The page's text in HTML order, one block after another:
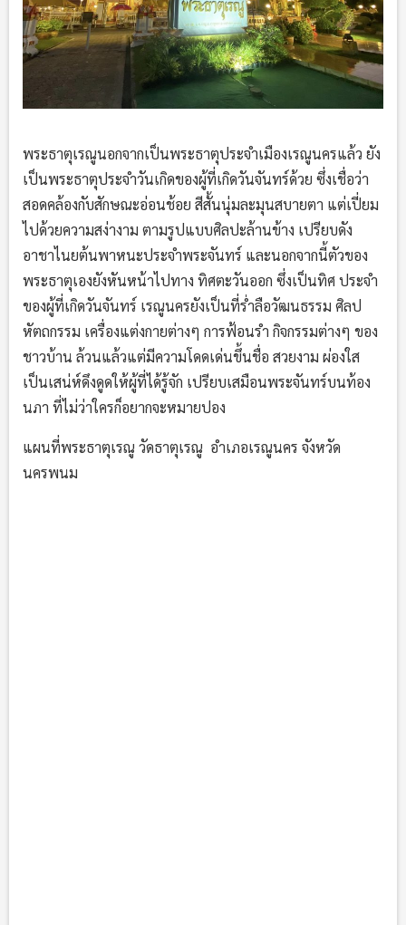
พระธาตุเรณูนอกจากเป็นพระธาตุประจำเมืองเรณูนครแล้ว ยัง
เป็นพระธาตุประจำวันเกิดของผู้ที่เกิดวันจันทร์ด้วย ซึ่งเชื่อว่า
สอดคล้องกับสักษณะอ่อนช้อย สีสั้นนุ่มละมุนสบายตา แต่เปี่ยม
ไปด้วยความสง่างาม ตามรูปแบบศิลปะล้านข้าง เปรียบดัง
อาชาไนยต้นพาหนะประจำพระจันทร์ และนอกจากนี้ตัวของ
พระธาตุเองยังหันหน้าไปทาง ทิศตะวันออก ซึ่งเป็นทิศ ประจำ
ของผู้ที่เกิดวันจันทร์ เรณูนครยังเป็นที่ร่ำลือวัฒนธรรม ศิลป
หัตถกรรม เครื่องแต่งกายต่างๆ การฟ้อนรํา กิจกรรมต่างๆ ของ
ชาวบ้าน ล้วนแล้วแต่มีความโดดเด่นขึ้นชื่อ สวยงาม ผ่องใส
เป็นเสน่ห์ดึงดูดให้ผู้ที่ได้รู้จัก เปรียบเสมือนพระจันทร์บนท้อง
นภา ที่ไม่ว่าใครก็อยากจะหมายปอง
แผนที่พระธาตุเรณู วัดธาตุเรณู อำเภอเรณูนคร จังหวัด
นครพนม